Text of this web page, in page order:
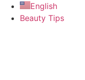
English
Beauty Tips